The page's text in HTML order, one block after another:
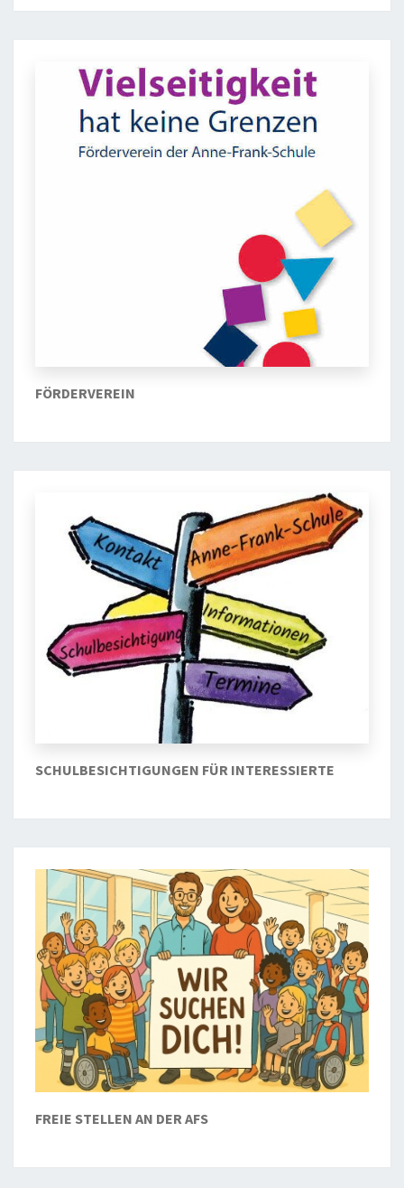
FÖRDERVEREIN
SCHULBESICHTIGUNGEN FÜR INTERESSIERTE
FREIE STELLEN AN DER AFS